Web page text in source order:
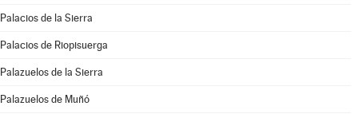
Palacios de la Sierra
Palacios de Riopisuerga
Palazuelos de la Sierra
Palazuelos de Muñó